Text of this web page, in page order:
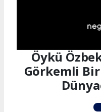
Öykü
Görkemli